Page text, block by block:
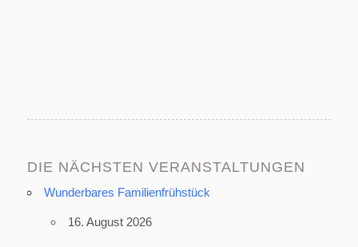
DIE NÄCHSTEN VERANSTALTUNGEN
Wunderbares Familienfrühstück
16. August 2026